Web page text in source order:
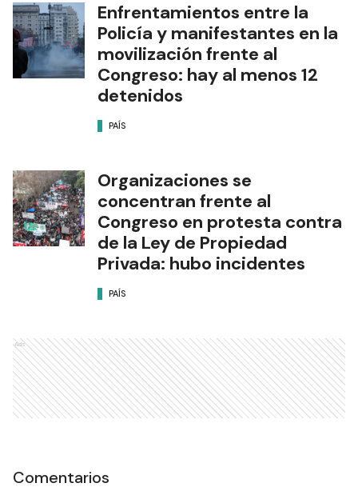
Enfrentamientos entre la
Policía y manifestantes en la
movilización frente al
Congreso: hay al menos 12
detenidos
PAÍS
Organizaciones se
concentran frente al
Congreso en protesta contra
de la Ley de Propiedad
Privada: hubo incidentes
PAÍS
Ads
Comentarios